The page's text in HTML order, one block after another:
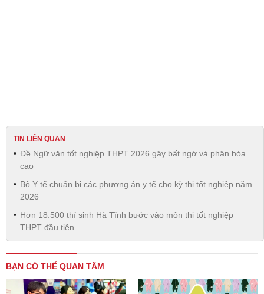
TIN LIÊN QUAN
Đề Ngữ văn tốt nghiệp THPT 2026 gây bất ngờ và phân hóa
cao
Bộ Y tế chuẩn bị các phương án y tế cho kỳ thi tốt nghiệp năm
2026
Hơn 18.500 thí sinh Hà Tĩnh bước vào môn thi tốt nghiệp
THPT đầu tiên
BẠN CÓ THỂ QUAN TÂM